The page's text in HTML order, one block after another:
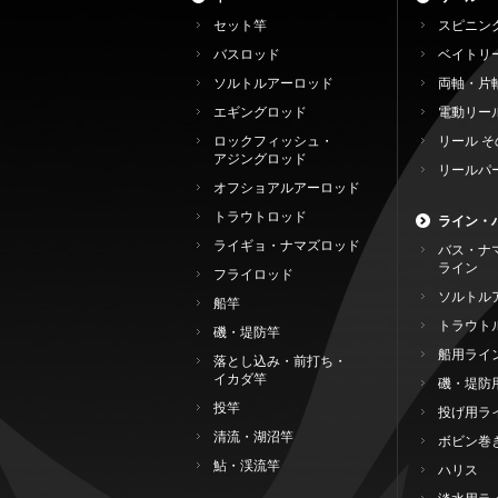
セット竿
バスロッド
ソルトルアーロッド
エギングロッド
ロックフィッシュ・
アジングロッド
オフショアルアーロッド
トラウトロッド
ライギョ・ナマズロッド
フライロッド
船竿
磯・堤防竿
落とし込み・前打ち・
イカダ竿
投竿
清流・湖沼竿
鮎・渓流竿
スピニン
ベイトリ
両軸・片
電動リー
リール
リールパ
ライン・
バス・ナ
ライン
ソルトル
トラウト
船用ライ
磯・堤防
投げ用ラ
ボビン巻
ハリス